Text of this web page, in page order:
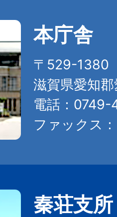
本庁舎
〒529-
滋賀県愛知
電話：0749-
ファックス
秦荘支所